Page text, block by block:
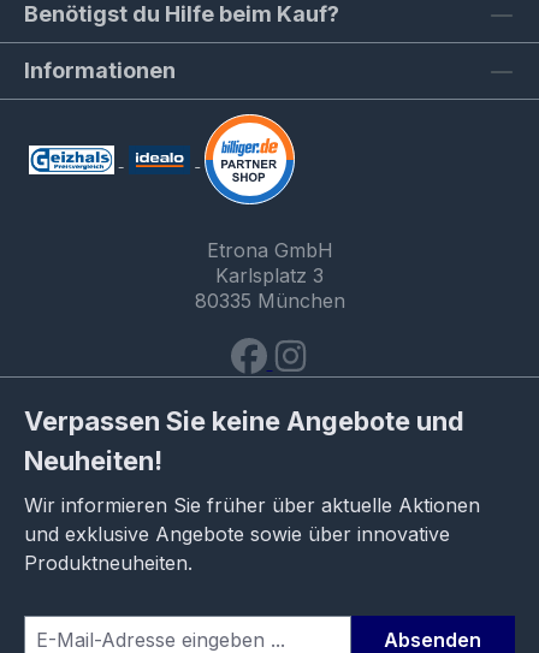
Benötigst du Hilfe beim Kauf?
Informationen
Etrona GmbH
Karlsplatz 3
80335 München
Verpassen Sie keine Angebote und
Neuheiten!
Wir informieren Sie früher über aktuelle Aktionen
und exklusive Angebote sowie über innovative
Produktneuheiten.
Absenden